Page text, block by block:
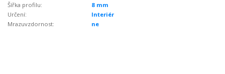
Šířka profilu:
8 mm
Určení:
Interiér
Mrazuvzdornost:
ne